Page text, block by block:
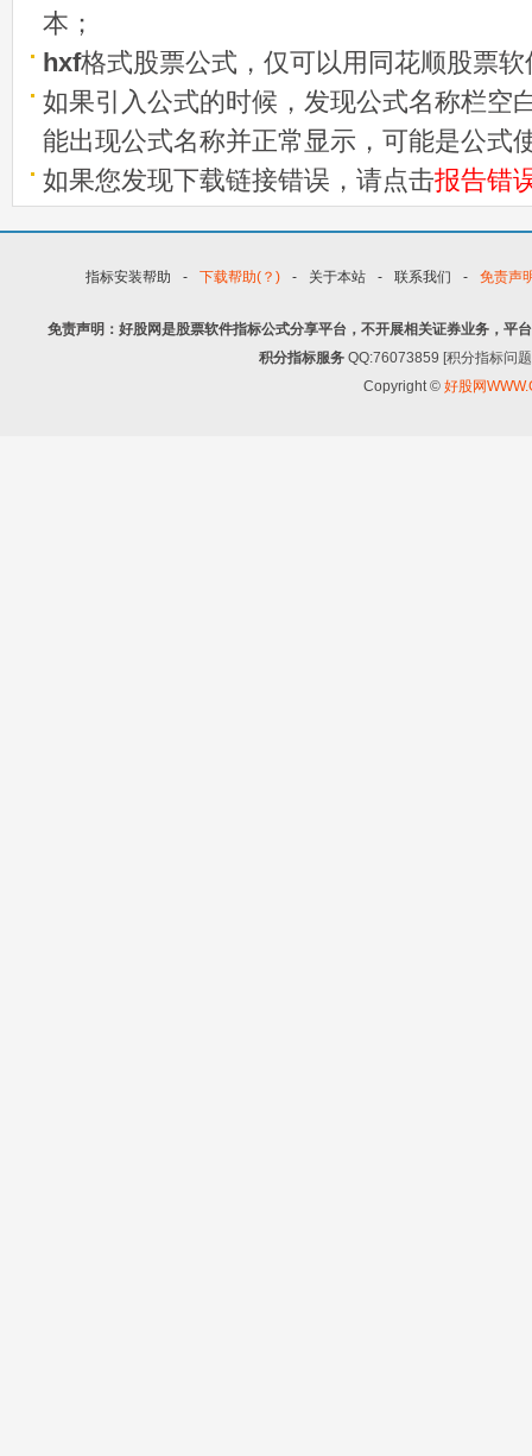
本；
hxf格式股票公式，仅可以用同花顺股票
如果引入公式的时候，发现公式名称栏空
能出现公式名称并正常显示，可能是公式
如果您发现下载链接错误，请点击报告错
指标安装帮助 - 下载帮助(？) - 关于本站 - 联系我们 - 免责声
免责声明：好股网是股票软件指标公式分享平台，不开展相关证券业务，平
积分指标服务 QQ:76073859 [积分指标问
Copyright © 好股网